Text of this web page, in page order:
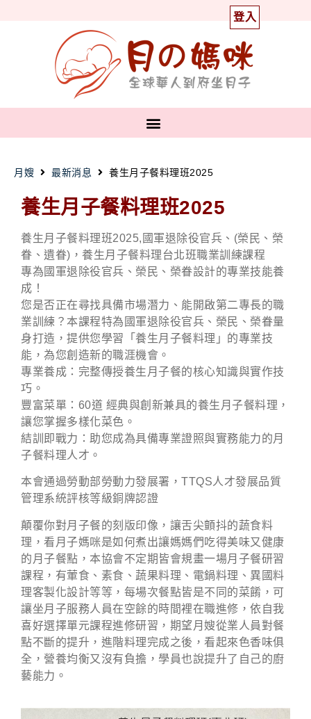
登入
月嫂 最新消息 養生月子餐料理班2025
養生月子餐料理班2025
養生月子餐料理班2025,國軍退除役官兵、(榮民、榮
眷、遺眷)，養生月子餐料理台北班職業訓練課程
專為國軍退除役官兵、榮民、榮眷設計的專業技能養
成！
您是否正在尋找具備市場潛力、能開啟第二專長的職
業訓練？本課程特為國軍退除役官兵、榮民、榮眷量
身打造，提供您學習「養生月子餐料理」的專業技
能，為您創造新的職涯機會。
專業養成：完整傳授養生月子餐的核心知識與實作技
巧。
豐富菜單：60道 經典與創新兼具的養生月子餐料理，
讓您掌握多樣化菜色。
結訓即戰力：助您成為具備專業證照與實務能力的月
子餐料理人才。
本會通過勞動部勞動力發展署， TTQS人才發展品質
管理系統評核等級銅牌認證
顛覆你對月子餐的刻版印像，讓舌尖顫抖的蔬食料
理，看月子媽咪是如何煮出讓媽媽們吃得美味又健康
的月子餐點，本協會不定期皆會規畫一場月子餐研習
課程，有葷食、素食、蔬果料理、電鍋料理、異國料
理客製化設計等等，每場次餐點皆是不同的菜餚，可
讓坐月子服務人員在空餘的時間裡在職進修，依自我
喜好選擇單元課程進修研習，期望月嫂從業人員對餐
點不斷的提升，進階料理完成之後，看起來色香味俱
全，營養均衡又沒有負擔，學員也說提升了自己的廚
藝能力。